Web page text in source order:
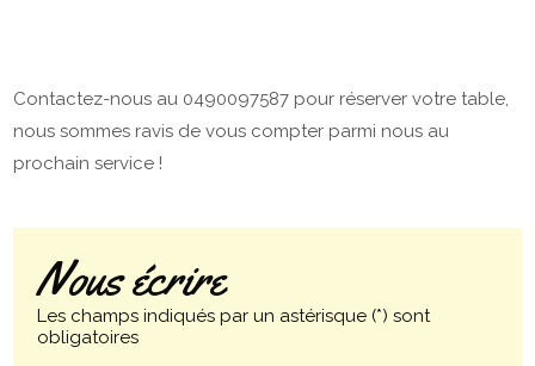
Contactez-nous au 0490097587 pour réserver votre table,
nous sommes ravis de vous compter parmi nous au
prochain service !
Nous écrire
Les champs indiqués par un astérisque (*) sont
obligatoires